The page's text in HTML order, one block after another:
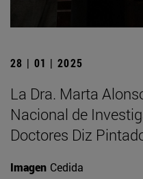
28 | 01 | 2025
La Dra. Marta
Nacional de
Doctores Diz
Imagen Cedida